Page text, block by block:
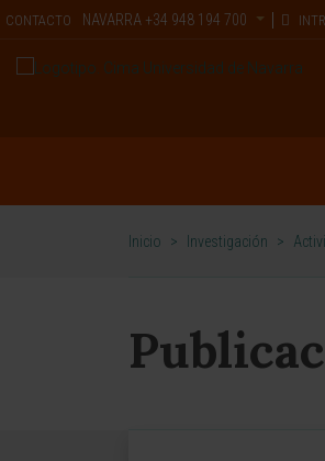
CONTACTO NAVARRA +34 948 194 700
Inicio > Investigación >